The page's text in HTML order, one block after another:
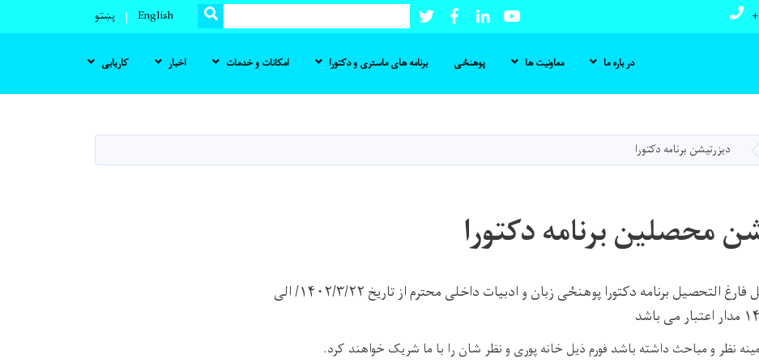
content
Youtube
LinkedIn
Facebook
Twitter
Search
SEARCH
English پښتو
در باره ما معاونیت ها پوهنځی برنامه های ماستری و دکتورا امکانات و خدمات اخبار کاریابی
دیزرتیشن برنامه دکتورا
محصلین برنامه دکتورا
دیزرتیشن محصل فارغ التحصیل برنامه دکتورا پوهنځی زبان و ادبیات داخلی محترم از تاریخ ۱۴۰۲/۳/۲۲/ الی
نظر و مباحث داشته باشد فورم ذیل خانه پوری و نظر شان را با ما شریک خواهند کرد.